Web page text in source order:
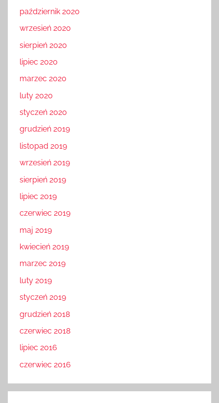
październik 2020
wrzesień 2020
sierpień 2020
lipiec 2020
marzec 2020
luty 2020
styczeń 2020
grudzień 2019
listopad 2019
wrzesień 2019
sierpień 2019
lipiec 2019
czerwiec 2019
maj 2019
kwiecień 2019
marzec 2019
luty 2019
styczeń 2019
grudzień 2018
czerwiec 2018
lipiec 2016
czerwiec 2016